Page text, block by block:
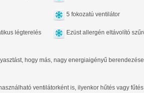
5 fokozatú ventilátor
légterelés Ezüst allergén eltávolító
hogy más, nagy energiaigényű
ventilátorként is, ilyenkor hűtés vagy